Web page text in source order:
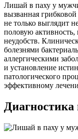
Лишай в паху у
вызванная
не только выглядит
половую активность,
неудобств.
болезнями
аллергическими
и установление
патологического
эффективному
Диагностика